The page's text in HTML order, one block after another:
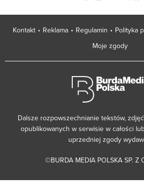
Kontakt Reklama Regulamin Polityka
Moje zgody
Dalsze rozpowszechnianie tekstów,
opublikowanych w serwisie w całości
uprzedniej zgody
©BURDA MEDIA POLSKA SP. Z